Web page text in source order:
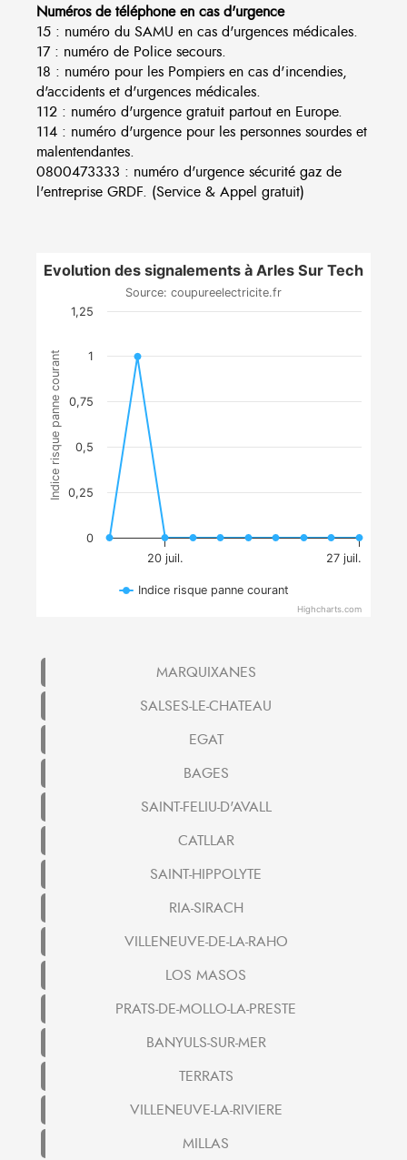
Numéros de téléphone en cas d'urgence
15 : numéro du SAMU en cas d'urgences médicales.
17 : numéro de Police secours.
18 : numéro pour les Pompiers en cas d'incendies,
d'accidents et d'urgences médicales.
112 : numéro d'urgence gratuit partout en Europe.
114 : numéro d'urgence pour les personnes sourdes et
malentendantes.
0800473333 : numéro d'urgence sécurité gaz de
l'entreprise GRDF. (Service & Appel gratuit)
Indice risque panne courant
Evolution des signalements à Arles Sur Tech
Source: coupureelectricite.fr
20 juil. 27 juil.
0
0,25
0,5
0,75
1
1,25
Indice risque panne courant
Highcharts.com
MARQUIXANES
SALSES-LE-CHATEAU
EGAT
BAGES
SAINT-FELIU-D'AVALL
CATLLAR
SAINT-HIPPOLYTE
RIA-SIRACH
VILLENEUVE-DE-LA-RAHO
LOS MASOS
PRATS-DE-MOLLO-LA-PRESTE
BANYULS-SUR-MER
TERRATS
VILLENEUVE-LA-RIVIERE
MILLAS